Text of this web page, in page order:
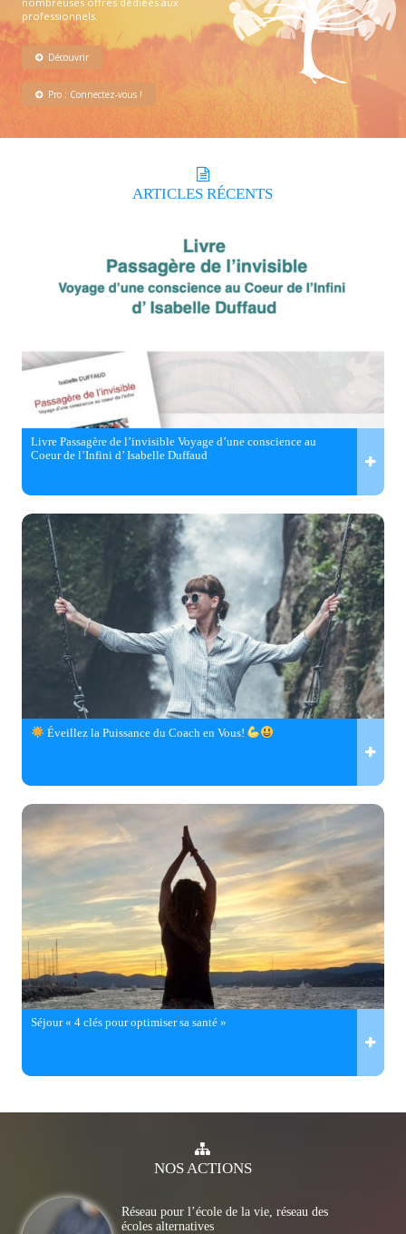
professionnels.
Découvrir
Pro : Connectez-vous !
ARTICLES RÉCENTS
Livre Passagère de l’invisible Voyage d’une conscience au
Coeur de l’Infini d’ Isabelle Duffaud
Éveillez la Puissance du Coach en Vous!
Séjour « 4 clés pour optimiser sa santé »
NOSACTIONS
Réseau pour l’école de la vie, réseau des
écoles alternatives